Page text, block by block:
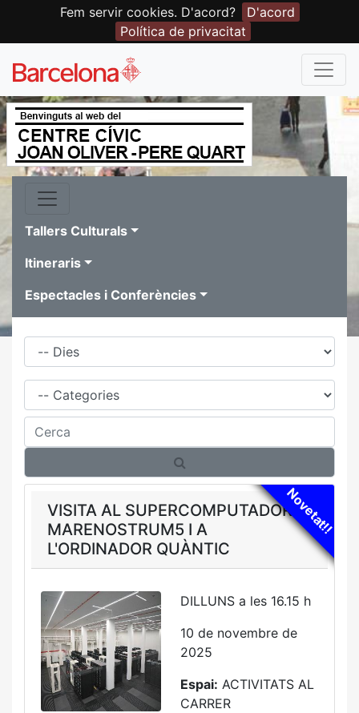
Fem servir cookies. D'acord?
D'acord
Política de privacitat
Tallers Culturals
Itineraris
Espectacles i Conferències
Dies
Família
Cerca
Novetat!!
VISITA AL SUPERCOMPUTADOR
MARENOSTRUM5 I A
L'ORDINADOR QUÀNTIC
DILLUNS a les 16.15 h
10 de novembre de
2025
Espai: ACTIVITATS AL
CARRER